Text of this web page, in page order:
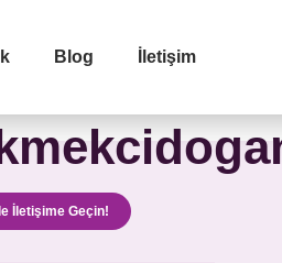
Blog İletişim
İletişime Geçin!
Teklinizi Alın
Telefon Numaranız